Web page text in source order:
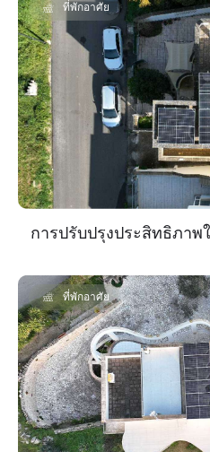
ที่พักอาศัย
การปรับปรุงประสิทธิภาพ
Skyworth
ที่พักอาศัย